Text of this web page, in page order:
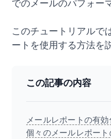
でのメールのパフォー
このチュートリアルで
ートを使用する方法を
この記事の内容
メールレポートの有効
個々のメールレポート